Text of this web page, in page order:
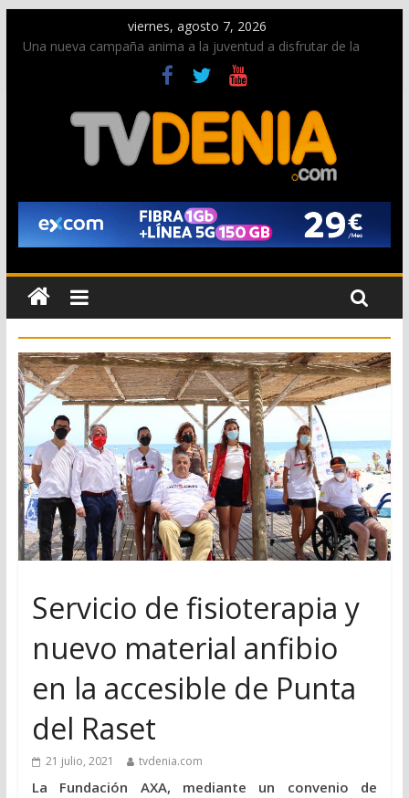
viernes, agosto 7, 2026
Una nueva campaña anima a la juventud a disfrutar de la
Paco Adsuar dona al Arxiu de Dénia más de 50.000 imágenes
de la memoria visual de la ciudad
La Entraeta Festera llena de ambiente la calle Marqués de
Campo con la recepción a la Capitanía Cristiana
El XII Festival de Jazz de Dénia reunirá durante agosto a
figuras nacionales e internacionales en los Jardins de
Torrecremada
Los Moros y Cristianos 2026 reciben las llaves de la ciudad y
dan inicio a las fiestas en Dénia
Servicio de fisioterapia y
nuevo material anfibio
en la accesible de Punta
del Raset
21 julio, 2021 tvdenia.com
La Fundación AXA, mediante un convenio de